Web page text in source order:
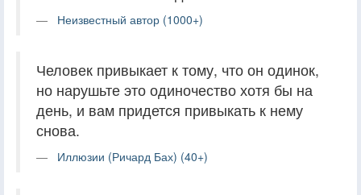
Неизвестный автор (1000+)
Человек привыкает к тому, что он одинок,
но нарушьте это одиночество хотя бы на
день, и вам придется привыкать к нему
снова.
Иллюзии (Ричард Бах) (40+)